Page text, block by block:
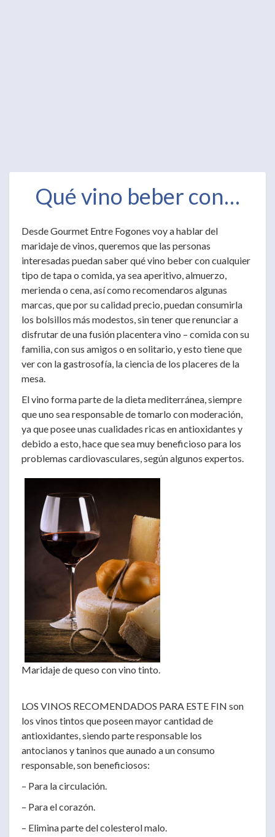
Qué vino beber con…
Desde Gourmet Entre Fogones voy a hablar del
maridaje de vinos, queremos que las personas
interesadas puedan saber qué vino beber con cualquier
tipo de tapa o comida, ya sea aperitivo, almuerzo,
merienda o cena, así como recomendaros algunas
marcas, que por su calidad precio, puedan consumirla
los bolsillos más modestos, sin tener que renunciar a
disfrutar de una fusión placentera vino – comida con su
familia, con sus amigos o en solitario, y esto tiene que
ver con la gastrosofía, la ciencia de los placeres de la
mesa.
El vino forma parte de la dieta mediterránea, siempre
que uno sea responsable de tomarlo con moderación,
ya que posee unas cualidades ricas en antioxidantes y
debido a esto, hace que sea muy beneficioso para los
problemas cardiovasculares, según algunos expertos.
Maridaje de queso con vino tinto.
LOS VINOS RECOMENDADOS PARA ESTE FIN son
los vinos tintos que poseen mayor cantidad de
antioxidantes, siendo parte responsable los
antocianos y taninos que aunado a un consumo
responsable, son beneficiosos:
– Para la circulación.
– Para el corazón.
– Elimina parte del colesterol malo.